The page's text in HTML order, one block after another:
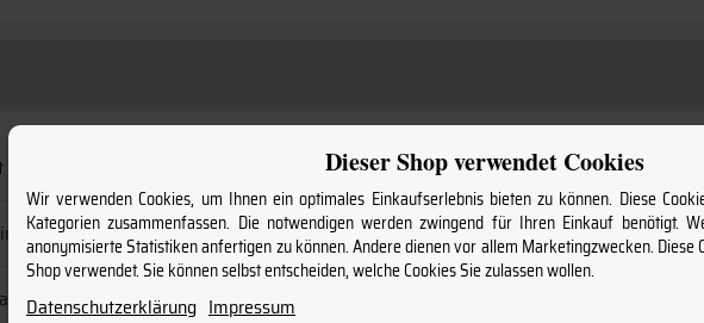
93-95/100 Pkte Falstaff
96/100 Pkte Decanter
Dieser Shop verwendet Cookies
Wir verwenden Cookies, um Ihnen ein optimales Einkaufserlebnis bieten zu können. Diese
Kategorien zusammenfassen. Die notwendigen werden zwingend für Ihren Einkauf benötigt.
anonymisierte Statistiken anfertigen zu können. Andere dienen vor allem Marketingzwecken. Diese
Shop verwendet. Sie können selbst entscheiden, welche Cookies Sie zulassen wollen.
Datenschutzerklärung Impressum